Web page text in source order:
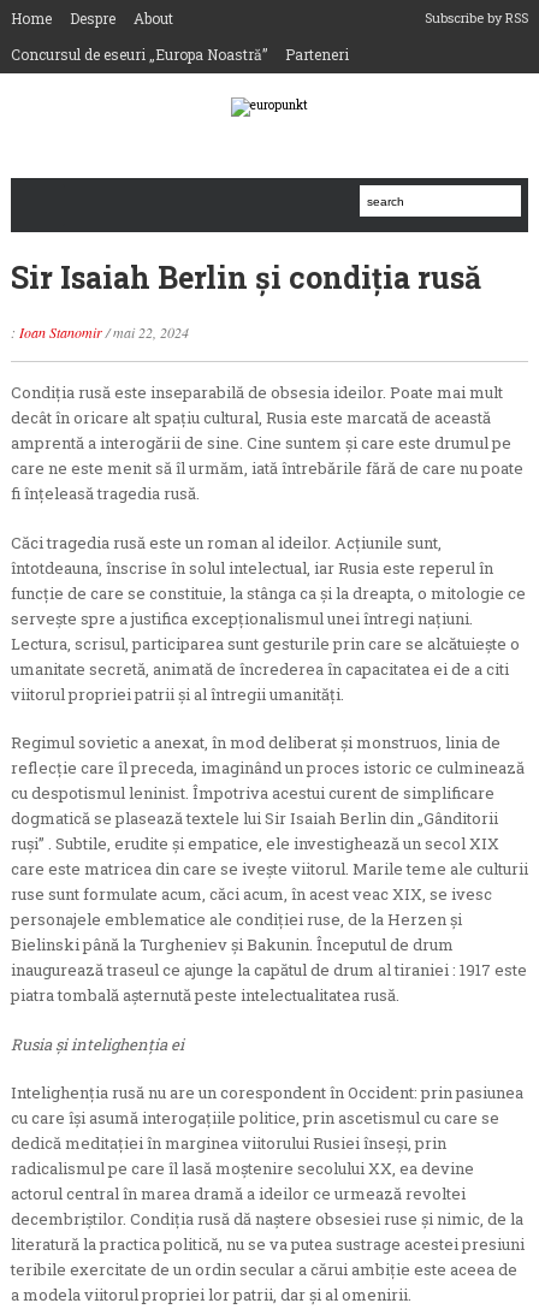
Subscribe by RSS
Home Despre
About
Concursul de eseuri „Europa Noastră”
Parteneri
Sir Isaiah Berlin şi condiţia rusă
: Ioan Stanomir/mai 22, 2024
Condiţia rusă este inseparabilă de obsesia ideilor. Poate mai mult
decât în oricare alt spaţiu cultural, Rusia este marcată de această
amprentă a interogării de sine. Cine suntem şi care este drumul pe
care ne este menit să îl urmăm, iată întrebările fără de care nu poate
fi înţeleasă tragedia rusă.
Căci tragedia rusă este un roman al ideilor. Acţiunile sunt,
întotdeauna, înscrise în solul intelectual, iar Rusia este reperul în
funcţie de care se constituie, la stânga ca şi la dreapta, o mitologie ce
serveşte spre a justifica excepţionalismul unei întregi naţiuni.
Lectura, scrisul, participarea sunt gesturile prin care se alcătuieşte o
umanitate secretă, animată de încrederea în capacitatea ei de a citi
viitorul propriei patrii şi al întregii umanităţi.
Regimul sovietic a anexat, în mod deliberat şi monstruos, linia de
reflecţie care îl preceda, imaginând un proces istoric ce culminează
cu despotismul leninist. Împotriva acestui curent de simplificare
dogmatică se plasează textele lui Sir Isaiah Berlin din „Gânditorii
ruşi” . Subtile, erudite şi empatice, ele investighează un secol XIX
care este matricea din care se iveşte viitorul. Marile teme ale culturii
ruse sunt formulate acum, căci acum, în acest veac XIX, se ivesc
personajele emblematice ale condiţiei ruse, de la Herzen şi
Bielinski până la Turgheniev şi Bakunin. Începutul de drum
inaugurează traseul ce ajunge la capătul de drum al tiraniei : 1917 este
piatra tombală aşternută peste intelectualitatea rusă.
Rusia şi intelighenţia ei
Intelighenţia rusă nu are un corespondent în Occident: prin pasiunea
cu care îşi asumă interogaţiile politice, prin ascetismul cu care se
dedică meditaţiei în marginea viitorului Rusiei înseşi, prin
radicalismul pe care îl lasă moştenire secolului XX, ea devine
actorul central în marea dramă a ideilor ce urmează revoltei
decembriştilor. Condiţia rusă dă naştere obsesiei ruse şi nimic, de la
literatură la practica politică, nu se va putea sustrage acestei presiuni
teribile exercitate de un ordin secular a cărui ambiţie este aceea de
a modela viitorul propriei lor patrii, dar şi al omenirii.